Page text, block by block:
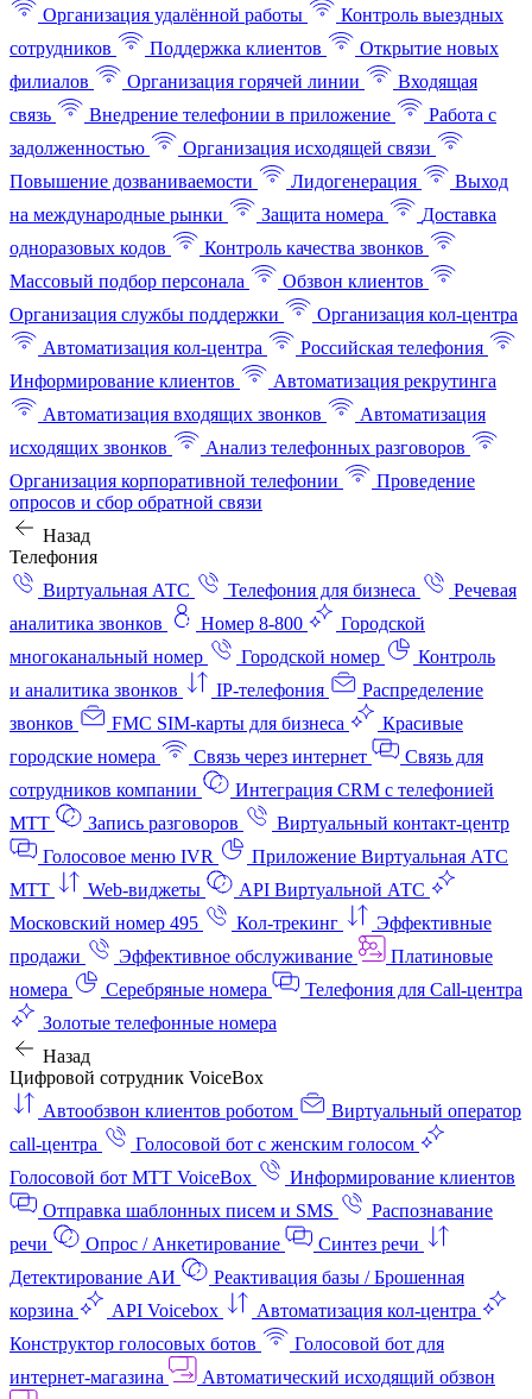
Организация удалённой работы
Контроль выездных
сотрудников
Поддержка клиентов
Открытие новых
филиалов
Организация горячей линии
Входящая
связь
Внедрение телефонии в приложение
Работа с
задолженностью
Организация исходящей связи
Повышение дозваниваемости
Лидогенерация
Выход
на международные рынки
Защита номера
Доставка
одноразовых кодов
Контроль качества звонков
Массовый подбор персонала
Обзвон клиентов
Организация службы поддержки
Организация кол-центра
Автоматизация кол-центра
Российская телефония
Информирование клиентов
Автоматизация рекрутинга
Автоматизация входящих звонков
Автоматизация
исходящих звонков
Анализ телефонных разговоров
Организация корпоративной телефонии
Проведение
опросов и сбор обратной связи
Назад
Телефония
Виртуальная АТС
Телефония для бизнеса
Речевая
аналитика звонков
Номер 8-800
Городской
многоканальный номер
Городской номер
Контроль
и аналитика звонков
IP-телефония
Распределение
звонков
FMC SIM-карты для бизнеса
Красивые
городские номера
Связь через интернет
Связь для
сотрудников компании
Интеграция CRM с телефонией
МТТ
Запись разговоров
Виртуальный контакт‑центр
Голосовое меню IVR
Приложение Виртуальная АТС
МТТ
Web-виджеты
API Виртуальной АТС
Московский номер 495
Кол-трекинг
Эффективные
продажи
Эффективное обслуживание
Платиновые
номера
Серебряные номера
Телефония для Call-центра
Золотые телефонные номера
Назад
Цифровой сотрудник VoiceBox
Автообзвон клиентов роботом
Виртуальный оператор
call-центра
Голосовой бот с женским голосом
Голосовой бот МТТ VoiceBox
Информирование клиентов
Отправка шаблонных писем и SMS
Распознавание
речи
Опрос / Анкетирование
Синтез речи
Детектирование АИ
Реактивация базы / Брошенная
корзина
API Voicebox
Автоматизация кол‑центра
Конструктор голосовых ботов
Голосовой бот для
интернет‑магазина
Автоматический исходящий обзвон